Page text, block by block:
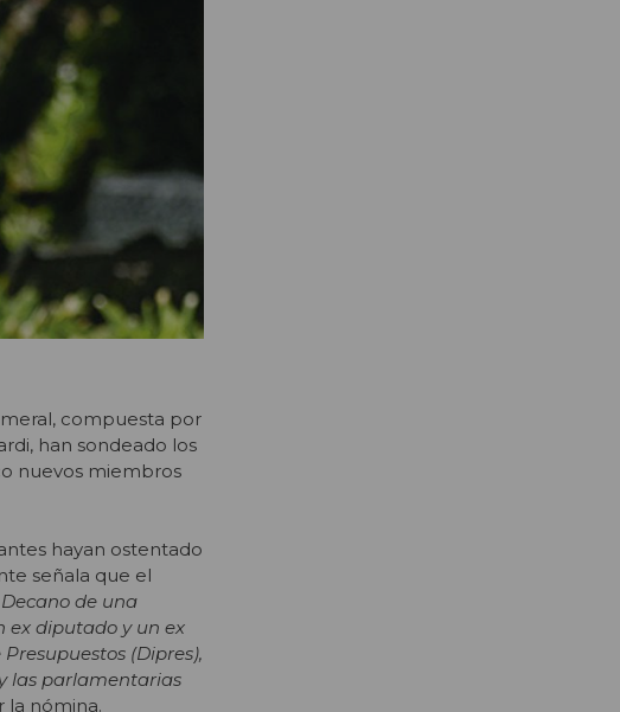
compuesta por
han sondeado los
nuevos miembros
hayan ostentado
señala que el
de una
ex diputado y un ex
(Dipres),
las parlamentarias
la nómina.